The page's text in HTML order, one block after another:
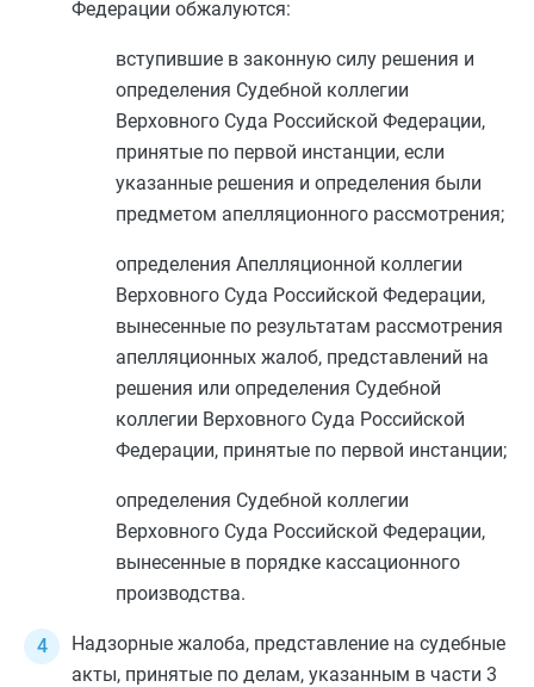
Федерации обжалуются:
вступившие в законную силу решения и
определения Судебной коллегии
Верховного Суда Российской Федерации,
принятые по первой инстанции, если
указанные решения и определения были
предметом апелляционного рассмотрения;
определения Апелляционной коллегии
Верховного Суда Российской Федерации,
вынесенные по результатам рассмотрения
апелляционных жалоб, представлений на
решения или определения Судебной
коллегии Верховного Суда Российской
Федерации, принятые по первой инстанции;
определения Судебной коллегии
Верховного Суда Российской Федерации,
вынесенные в порядке кассационного
производства.
Надзорные жалоба, представление на судебные
акты, принятые по делам, указанным в части 3